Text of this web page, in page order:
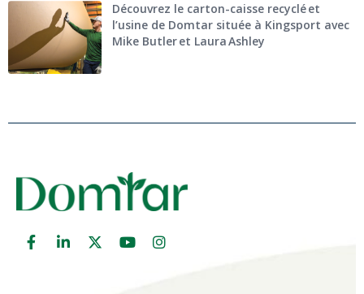
Découvrez le carton-caisse recyclé et
l’usine de Domtar située à Kingsport avec
Mike Butler et Laura Ashley